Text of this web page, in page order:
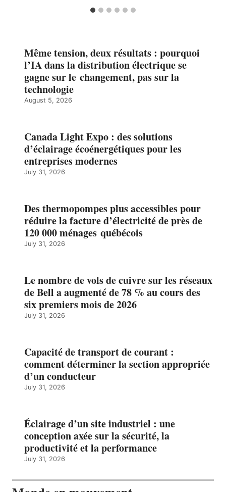
Même tension, deux résultats : pourquoi
l’IA dans la distribution électrique se
gagne sur le changement, pas sur la
technologie
August 5, 2026
Canada Light Expo : des solutions
d’éclairage écoénergétiques pour les
entreprises modernes
July 31, 2026
Des thermopompes plus accessibles pour
réduire la facture d’électricité de près de
120 000 ménages québécois
July 31, 2026
Le nombre de vols de cuivre sur les réseaux
de Bell a augmenté de 78 % au cours des
six premiers mois de 2026
July 31, 2026
Capacité de transport de courant :
comment déterminer la section appropriée
d’un conducteur
July 31, 2026
Éclairage d’un site industriel : une
conception axée sur la sécurité, la
productivité et la performance
July 31, 2026